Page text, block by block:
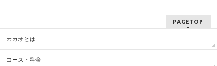
PAGETOP
カカオとは
コース・料金